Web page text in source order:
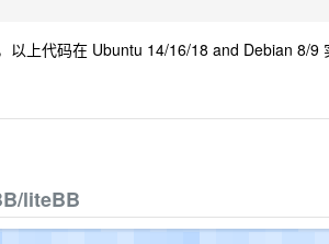
上代码在 Ubuntu 14/16/18 and Debian 8/9
liteBB